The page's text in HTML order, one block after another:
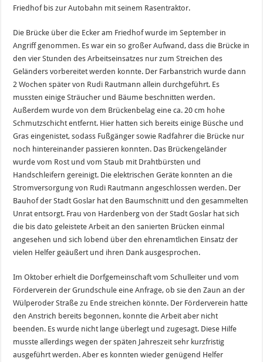
Friedhof bis zur Autobahn mit seinem Rasentraktor.
Die Brücke über die Ecker am Friedhof wurde im September in
Angriff genommen. Es war ein so großer Aufwand, dass die Brücke in
den vier Stunden des Arbeitseinsatzes nur zum Streichen des
Geländers vorbereitet werden konnte. Der Farbanstrich wurde dann
2 Wochen später von Rudi Rautmann allein durchgeführt. Es
mussten einige Sträucher und Bäume beschnitten werden.
Außerdem wurde von dem Brückenbelag eine ca. 20 cm hohe
Schmutzschicht entfernt. Hier hatten sich bereits einige Büsche und
Gras eingenistet, sodass Fußgänger sowie Radfahrer die Brücke nur
noch hintereinander passieren konnten. Das Brückengeländer
wurde vom Rost und vom Staub mit Drahtbürsten und
Handschleifern gereinigt. Die elektrischen Geräte konnten an die
Stromversorgung von Rudi Rautmann angeschlossen werden. Der
Bauhof der Stadt Goslar hat den Baumschnitt und den gesammelten
Unrat entsorgt. Frau von Hardenberg von der Stadt Goslar hat sich
die bis dato geleistete Arbeit an den sanierten Brücken einmal
angesehen und sich lobend über den ehrenamtlichen Einsatz der
vielen Helfer geäußert und ihren Dank ausgesprochen.
Im Oktober erhielt die Dorfgemeinschaft vom Schulleiter und vom
Förderverein der Grundschule eine Anfrage, ob sie den Zaun an der
Wülperoder Straße zu Ende streichen könnte. Der Förderverein hatte
den Anstrich bereits begonnen, konnte die Arbeit aber nicht
beenden. Es wurde nicht lange überlegt und zugesagt. Diese Hilfe
musste allerdings wegen der späten Jahreszeit sehr kurzfristig
ausgeführt werden. Aber es konnten wieder genügend Helfer